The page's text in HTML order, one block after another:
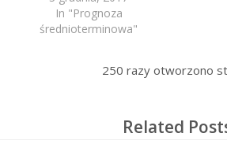
In "Prognoza
średnioterminowa"
250 razy otworzono
Related